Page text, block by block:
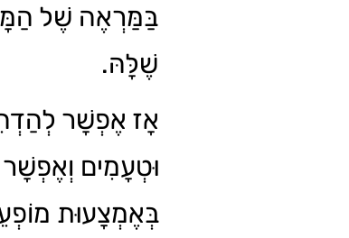
בַּמַּרְאֶה שֶׁל
שֶׁלָּהּ.
אָז אֶפְשָׁר
וּטְעָמִים
בְּאֶמְצָעוּת